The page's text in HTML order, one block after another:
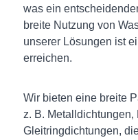
was ein
breite Nutzung von
unserer Lösungen ist
erreichen.
Wir bieten eine breite
z. B.
Gleitringdichtungen,